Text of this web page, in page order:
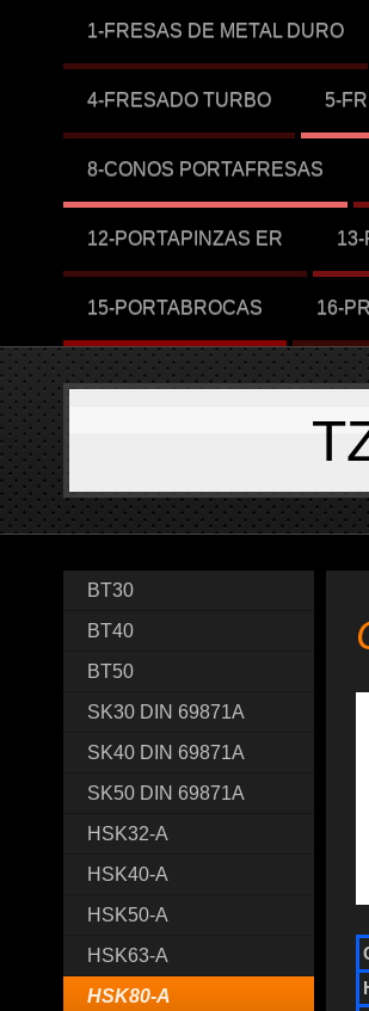
1-FRESAS DE METAL DURO
4-FRESADO TURBO 5-
8-CONOS PORTAFRESAS
12-PORTAPINZAS ER
15-PORTABROCAS 16-
BT30
BT40
BT50
SK30 DIN 69871A
SK40 DIN 69871A
SK50 DIN 69871A
HSK32-A
HSK40-A
HSK50-A
HSK63-A
HSK80-A